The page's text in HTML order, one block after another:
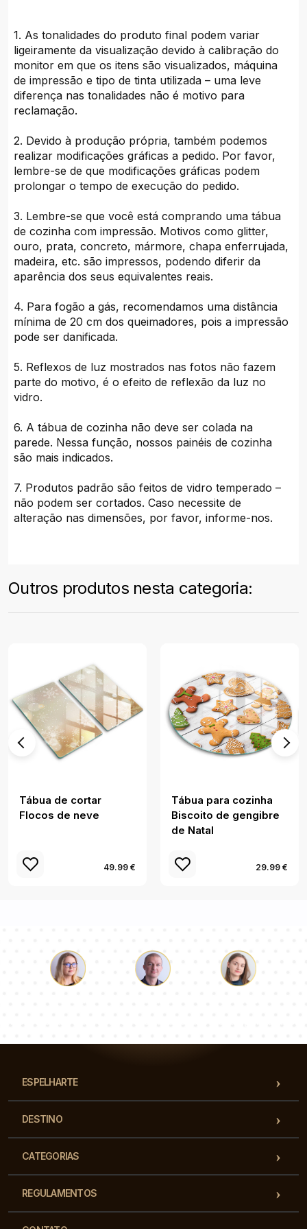
1. As tonalidades do produto final podem variar
ligeiramente da visualização devido à calibração do
monitor em que os itens são visualizados, máquina
de impressão e tipo de tinta utilizada – uma leve
diferença nas tonalidades não é motivo para
reclamação.
2. Devido à produção própria, também podemos
realizar modificações gráficas a pedido. Por favor,
lembre-se de que modificações gráficas podem
prolongar o tempo de execução do pedido.
3. Lembre-se que você está comprando uma tábua
de cozinha com impressão. Motivos como glitter,
ouro, prata, concreto, mármore, chapa enferrujada,
madeira, etc. são impressos, podendo diferir da
aparência dos seus equivalentes reais.
4. Para fogão a gás, recomendamos uma distância
mínima de 20 cm dos queimadores, pois a impressão
pode ser danificada.
5. Reflexos de luz mostrados nas fotos não fazem
parte do motivo, é o efeito de reflexão da luz no
vidro.
6. A tábua de cozinha não deve ser colada na
parede. Nessa função, nossos painéis de cozinha
são mais indicados.
7. Produtos padrão são feitos de vidro temperado –
não podem ser cortados. Caso necessite de
alteração nas dimensões, por favor, informe-nos.
Outros produtos nesta categoria:
Tábua de cortar
Flocos de neve
49.99 €
Tábua para cozinha
Biscoito de gengibre
de Natal
29.99 €
ESPELHARTE
DESTINO
CATEGORIAS
REGULAMENTOS